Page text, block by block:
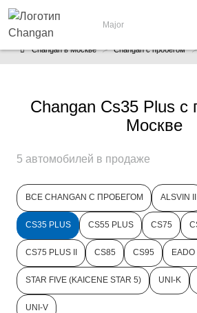
Major
Changan в Москве Changan с пробегом
Changan Cs35 Plus с
Москве
5 автомобилей в продаже
ВСЕ CHANGAN С ПРОБЕГОМ ALSVIN II
CS35 PLUS CS55 PLUS CS75
CS75 PLUS II CS85 CS95
STAR FIVE (KAICENE STAR 5) UNI-K
UNI-V